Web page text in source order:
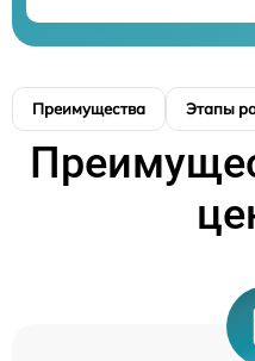
Преимущества Этапы